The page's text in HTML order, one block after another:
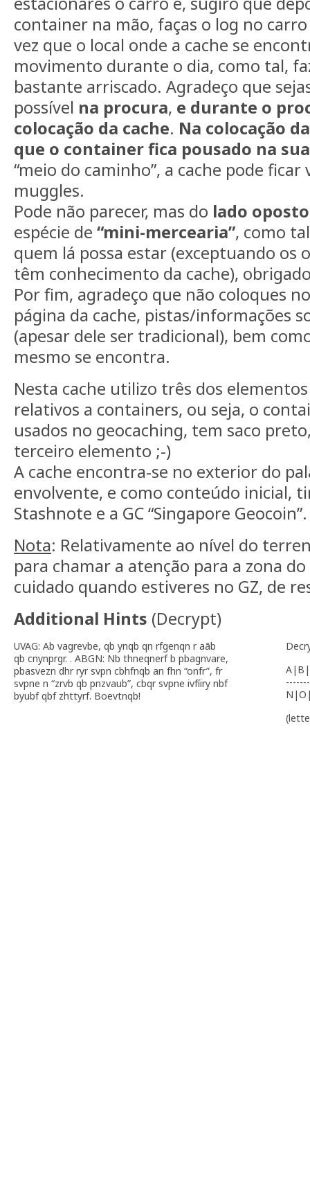
container na mão, faças o log no
vez que o local onde a cache se
movimento durante o dia, como tal,
bastante arriscado. Agradeço que
possível na procura, e durante o
colocação da cache. Na colocação
que o container fica pousado na sua
“meio do caminho”, a cache pode ficar
muggles.
Pode não parecer, mas do lado
espécie de “mini-mercearia”, como
quem lá possa estar (exceptuando os
têm conhecimento da cache),
Por fim, agradeço que não coloques
página da cache, pistas/informações
(apesar dele ser tradicional), bem
mesmo se encontra.
Nesta cache utilizo três dos
relativos a containers, ou seja, o
usados no geocaching, tem saco
terceiro elemento ;-)
A cache encontra-se no exterior do
envolvente, e como conteúdo inicial,
Stashnote e a GC “Singapore Geocoin”.
Nota: Relativamente ao nível do
para chamar a atenção para a zona
cuidado quando estiveres no GZ, de
Additional Hints (Decrypt)
UVAG: Ab vagrevbe, qb ynqb qn rfgenqn r aãb
qb cnynprgr. . ABGN: Nb thneqnerf b pbagnvare,
pbasvezn dhr ryr svpn cbhfnqb an fhn “onfr”, fr
svpne n “zrvb qb pnzvaub”, cbqr svpne ivfíiry nbf
byubf qbf zhttyrf. Boevtnqb!